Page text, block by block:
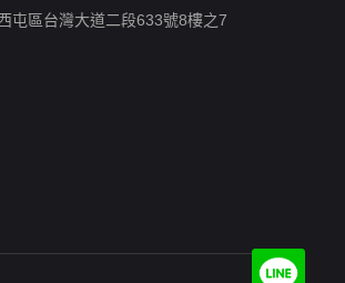
屯區台灣大道二段633號8樓之7